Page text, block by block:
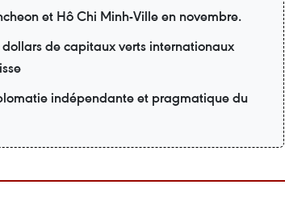
et Hô Chi Minh-Ville en novembre.
de capitaux verts internationaux
indépendante et pragmatique du